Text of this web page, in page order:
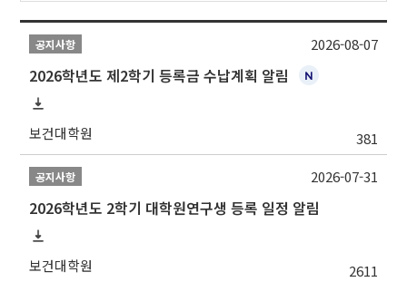
공지사항
2026학년도 제2학기 등록금 수납계획 알림
보건대학원 381
2026-08-07
공지사항
2026학년도 2학기 대학원연구생 등록 일정 알림
보건대학원 2611
2026-07-31